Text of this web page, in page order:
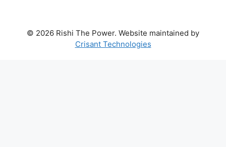
© 2026 Rishi The Power. Website maintained by
Crisant Technologies